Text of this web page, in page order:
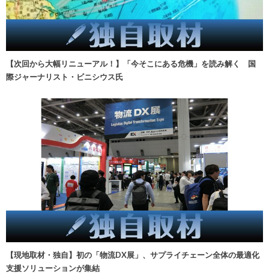
【次回から大幅リニューアル！】「今そこにある危機」を読み解く 国
際ジャーナリスト・ビニシウス氏
【現地取材・独自】初の「物流DX展」、サプライチェーン全体の最適化
支援ソリューションが集結